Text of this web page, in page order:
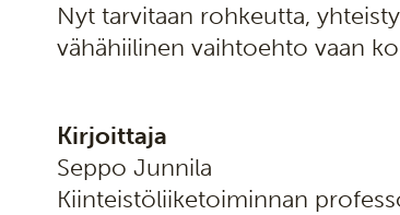
Nyt tarvitaan rohkeutta,
vähähiilinen vaihtoehto vaan
Kirjoittaja
Seppo Junnila
Kiinteistöliiketoiminnan